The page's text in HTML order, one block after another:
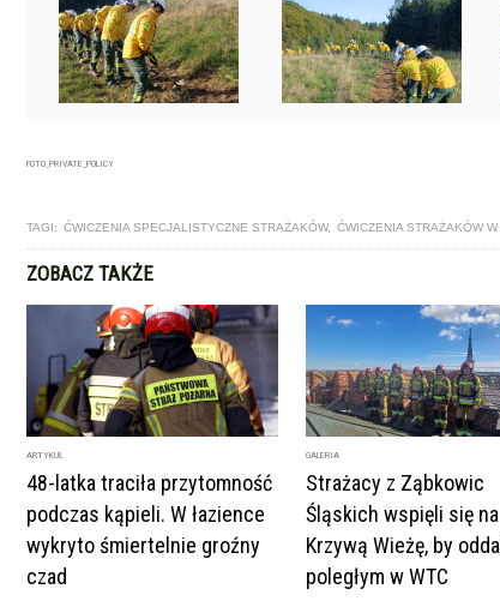
FOTO_PRIVATE_POLICY
TAGI: ĆWICZENIA SPECJALISTYCZNE STRAŻAKÓW, ĆWICZENIA STRAŻAKÓW
ZOBACZ TAKŻE
ARTYKUŁ
48-latka traciła przytomność
podczas kąpieli. W łazience
wykryto śmiertelnie groźny
czad
GALERIA
Strażacy z Ząbkowic
Śląskich wspięli się na
Krzywą Wieżę, by
poległym w WTC